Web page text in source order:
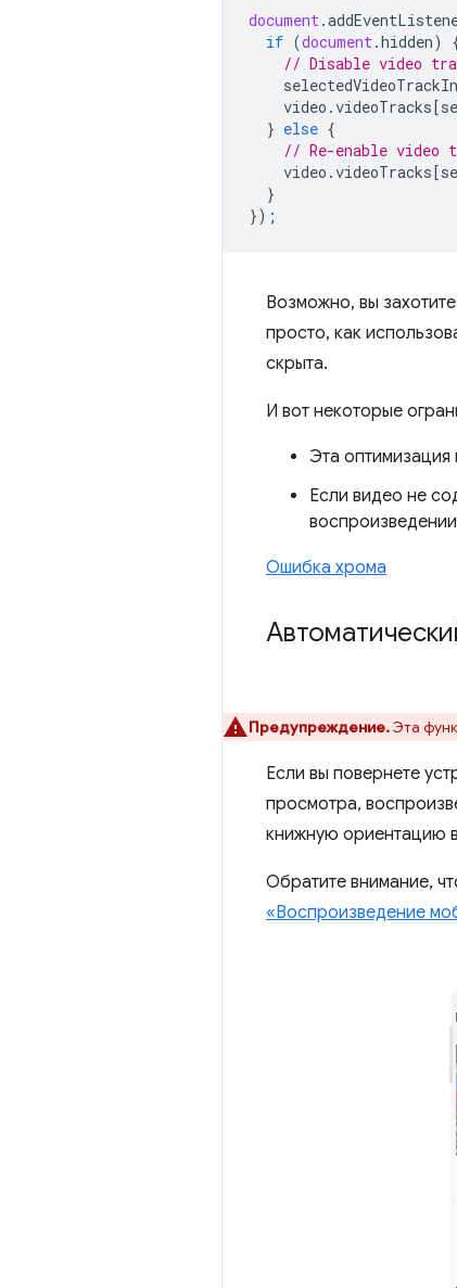
document.
if (document.hidden)
// Disable video
video .videoTracks [
} else {
// Re-enable video
video .videoTracks [
}
});
Возможно, вы
просто, как
скрыта.
И вот некоторые
Эта оптимизация
Если видео не
Ошибка хрома
Предупреждение.Эта
Если вы повернете
просмотра,
книжную ориентацию
Обратите внимание,
«Воспроизведение